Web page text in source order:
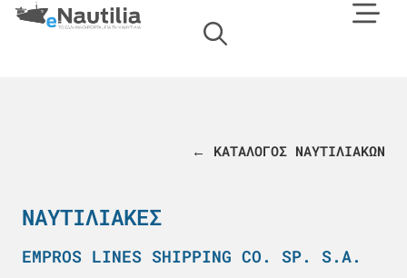
← ΚΑΤΑΛΟΓΟΣ ΝΑΥΤΙΛΙΑΚΩΝ
ΝΑΥΤΙΛΙΑΚΈΣ
EMPROS LINES SHIPPING CO. SP. S.A.